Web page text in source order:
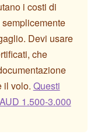
i costi di
Devi usare
che
il volo. Questi
1.500-3.000